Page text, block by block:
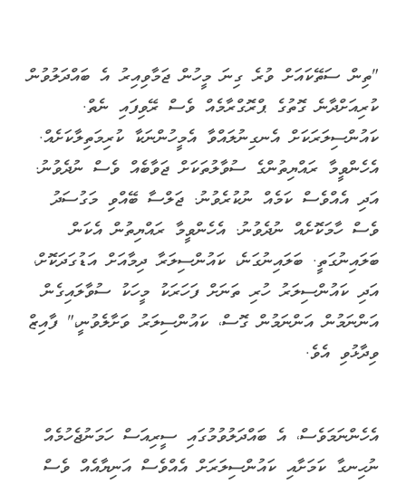
"ތިން ސަތޭކައަށް ވުރެ ގިނަ މީހުން ޖަމާވިއިރު އެ ބައްދަލުވުން
ކުރިއަށްދާނެ ގޮތުގެ ޕްރޮގްރާމެއް ވެސް ރޭވިފައި ނެތް.
ކައުންސިލަރަކަށް އެނގިނުލައްވާ އެމީހުންނަކާ ކުރިމަތިލާކަށެއް.
އެހެންވީމާ ރައްޔިތުންގެ ސުވާލުތަކަށް ޖަވާބެއް ވެސް ނުދެވުނު.
އަދި އެއްވެސް ކަމެއް ނުކުރެވުނު. ޖަލްސާ ބޭއްވި މަގުސަދު
ވެސް ހާމަކޮށެއް ނުދެވުނު. އެހެންވީމާ ރައްޔިތުން އެކަން
ބަލައިނުގަތީ. ބަލައިނުގަނެ، ކައުންސިލަރާ ދިމާއަށް އަޑުގަދަކޮށް،
އަދި ކައުންސިލަރު ހުރި ތަނަށް ފަހަރަކު މީހަކު ސުވާލައިގެން
އަންނަމުން އަންނަމުން ގޮސް، ކައުންސިލަރު ވަށާލެވުނީ،" ފާއިޒް
ވިދާޅުވި އެވެ.
އެހެންނަމަވެސް، އެ ބައްދަލުވުމުގައި ސީރިއަސް ހަމަނުޖެހުމެއް
ނުހިނގާ ކަމަށާއި ކައުންސިލަރަށް އެއްވެސް އަނިޔާއެއް ވެސް